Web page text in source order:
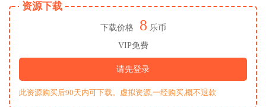
资源下载
下载价格 8 乐币
VIP免费
请先登录
此资源购买后90天内可下载。虚拟资源,一经购买,概不退款